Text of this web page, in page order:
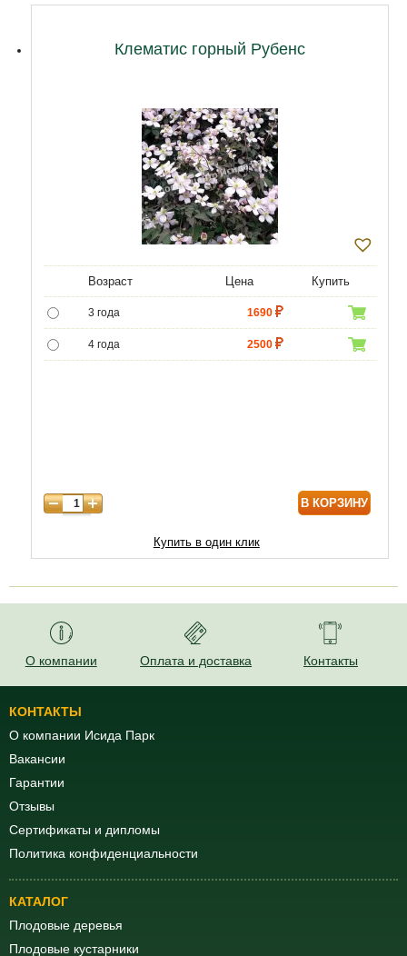
Клематис горный Рубенс
Возраст Цена Купить
3 года 1690
4 года 2500
В КОРЗИНУ
Купить в один клик
О компании Оплата и доставка Контакты
КОНТАКТЫ
О компании Исида Парк
Вакансии
Гарантии
Отзывы
Сертификаты и дипломы
Политика конфиденциальности
КАТАЛОГ
Плодовые деревья
Плодовые кустарники